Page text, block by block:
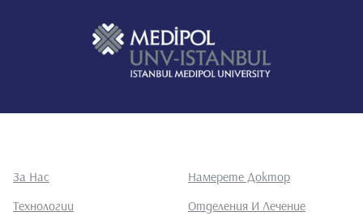
За Нас
Намерете Доктор
Технологии
Отделения И Лечение